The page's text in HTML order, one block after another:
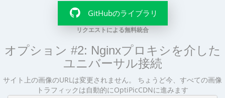
GitHubのライブラリ
リクエストによる無料統合
オプション #2: Nginxプロキシを介した
ユニバーサル接続
サイト上の画像のURLは変更されません。 ちょうど今、すべての画像
トラフィックは自動的にOptiPicCDNに進みます